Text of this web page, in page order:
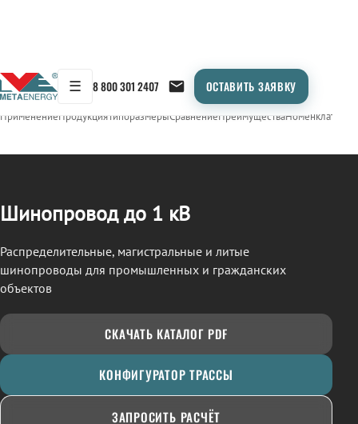
☰ 8 800 301 2407 ОСТАВИТЬ ЗАЯВКУ
← Продукция/ШИНОПРОВОД
ПрименениеПродукцияТипоразмерыСравнениеПреимуществаНоменклатура
Шинопровод до 1 кВ
Распределительные, магистральные и литые
шинопроводы для промышленных и гражданских
объектов
СКАЧАТЬ КАТАЛОГ PDF
КОНФИГУРАТОР ТРАССЫ
ЗАПРОСИТЬ РАСЧЁТ